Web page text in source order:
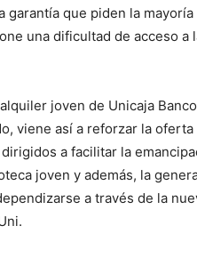
garantía que piden la
una dificultad de acceso
joven de Unicaja
viene así a reforzar la
a facilitar la
joven y además, la
a través de la